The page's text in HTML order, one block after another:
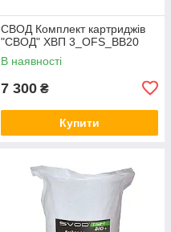
СВОД Комплект картриджів
"СВОД" ХВП 3_OFS_BB20
В наявності
7 300 ₴
Купити